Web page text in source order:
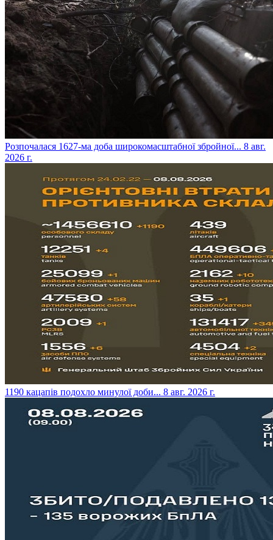
​Розпочалася 1627-ма доба широкомасштабної збройної... 8 авг.
2026 г.
​1190 кацапів подохло минулої доби... 8 авг. 2026 г.